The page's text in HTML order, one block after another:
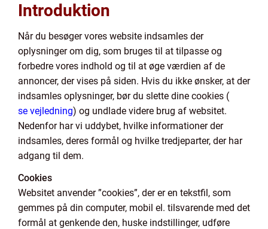
Introduktion
Når du besøger vores website indsamles der
oplysninger om dig, som bruges til at tilpasse og
forbedre vores indhold og til at øge værdien af de
annoncer, der vises på siden. Hvis du ikke ønsker, at der
indsamles oplysninger, bør du slette dine cookies (
se vejledning) og undlade videre brug af websitet.
Nedenfor har vi uddybet, hvilke informationer der
indsamles, deres formål og hvilke tredjeparter, der har
adgang til dem.
Cookies
Websitet anvender ”cookies”, der er en tekstfil, som
gemmes på din computer, mobil el. tilsvarende med det
formål at genkende den, huske indstillinger, udføre